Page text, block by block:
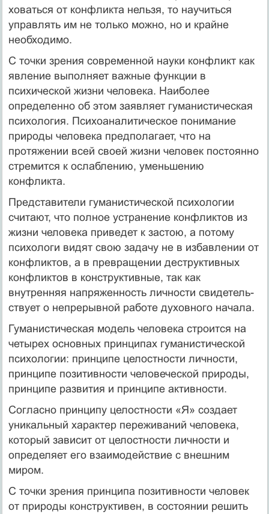
ховаться от конфликта нельзя, то научиться
управлять им не только можно, но и крайне
необходимо.
С точки зрения современной науки конфликт как
явление вы­полняет важные функции в
психической жизни человека. Наибо­лее
определенно об этом заявляет гуманистическая
психология. Психоаналитическое понимание
природы человека предполагает, что на
протяжении всей своей жизни человек постоянно
стремит­ся к ослаблению, уменьшению
конфликта.
Представители гуманистической психологии
считают, что пол­ное устранение конфликтов из
жизни человека приведет к застою, а потому
психологи видят свою задачу не в избавлении от
конф­ликтов, а в превращении деструктивных
конфликтов в конструк­тивные, так как
внутренняя напряженность личности свидетель­
ствует о непрерывной работе духовного начала.
Гуманистическая модель человека строится на
четырех основных принципах гуманистической
психологии: принципе целостности личности,
принципе позитивности человеческой природы,
принципе развития и принципе активности.
Согласно принципу целостности «Я» создает
уникальный харак­тер переживаний человека,
который зависит от целостности лич­ности и
определяет его взаимодействие с внешним
миром.
С точки зрения принципа позитивности человек
от природы конструктивен, в состоянии решить